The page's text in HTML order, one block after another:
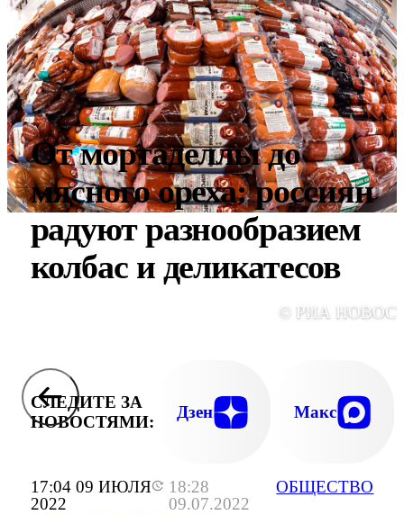
17:04 09 ИЮЛЯ
2022
18:28
09.07.2022
ОБЩЕСТВО
От мортаделлы до
мясного ореха: россиян
радуют разнообразием
колбас и деликатесов
© РИА
СЛЕДИТЕ ЗА
НОВОСТЯМИ:
Дзен Макс